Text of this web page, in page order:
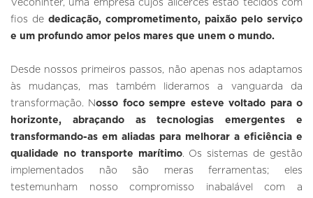
Veconinter, uma empresa cujos alicerces estão tecidos com
fios de dedicação, comprometimento, paixão pelo serviço
e um profundo amor pelos mares que unem o mundo.
Desde nossos primeiros passos, não apenas nos adaptamos
às mudanças, mas também lideramos a vanguarda da
transformação. Nosso foco sempre esteve voltado para o
horizonte, abraçando as tecnologias emergentes e
transformando-as em aliadas para melhorar a eficiência e
qualidade no transporte marítimo. Os sistemas de gestão
implementados não são meras ferramentas; eles
testemunham nosso compromisso inabalável com a